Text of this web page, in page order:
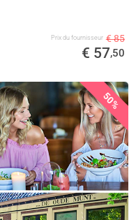
Prix ​​du fournisseur € 85
€ 57,50
50%